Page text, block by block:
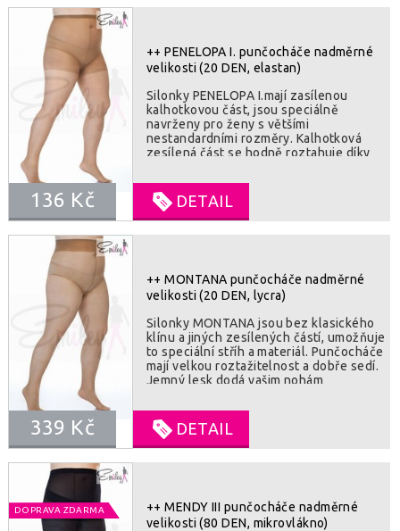
++ PENELOPA I. punčocháče nadměrné
velikosti (20 DEN, elastan)
Silonky PENELOPA I.mají zasílenou
kalhotkovou část, jsou speciálně
navrženy pro ženy s většími
nestandardními rozměry. Kalhotková
zesílená část se hodně roztahuje díky
vestavěnému klínu. Nohavice jsou
rovněž velmi flexibilní, zejména ve
stehenní části. SLOZENI : 97%
polyamide, 3% elastan
136 Kč DETAIL
++ MONTANA punčocháče nadměrné
velikosti (20 DEN, lycra)
Silonky MONTANA jsou bez klasického
klínu a jiných zesílených částí, umožňuje
to speciální stříh a materiál. Punčocháče
mají velkou roztažitelnost a dobře sedí.
Jemný lesk dodá vašim nohám
polyamide, 10% elastan
339 Kč DETAIL
++ MENDY III punčocháče nadměrné
velikosti (80 DEN, mikrovlákno)
DOPRAVA ZDARMA